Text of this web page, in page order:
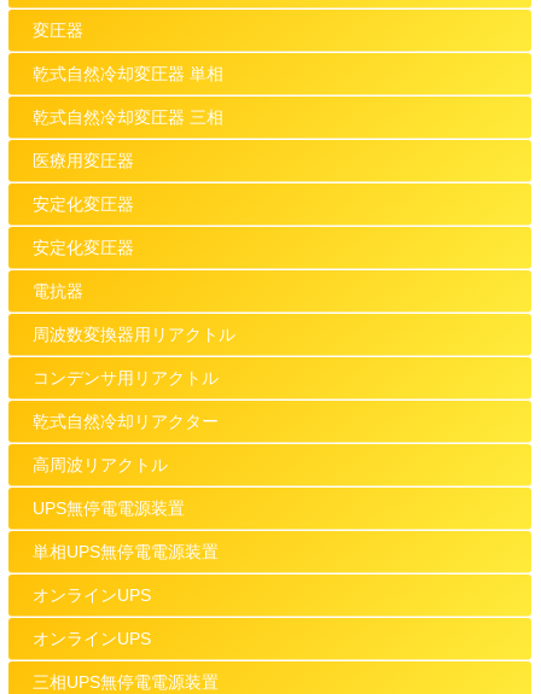
変圧器
乾式自然冷却変圧器 単相
乾式自然冷却変圧器 三相
医療用変圧器
安定化変圧器
安定化変圧器
電抗器
周波数変換器用リアクトル
コンデンサ用リアクトル
乾式自然冷却リアクター
高周波リアクトル
UPS無停電電源装置
単相UPS無停電電源装置
オンラインUPS
オンラインUPS
三相UPS無停電電源装置